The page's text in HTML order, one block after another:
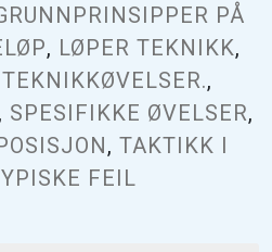
PÅ
, LØPER TEKNIKK,
,
, SPESIFIKKE ØVELSER,
, TAKTIKK I
FEIL